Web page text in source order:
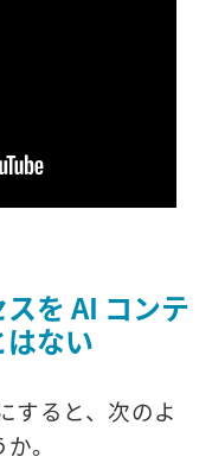
を AI コンテ
ない
すると、次のよ
。